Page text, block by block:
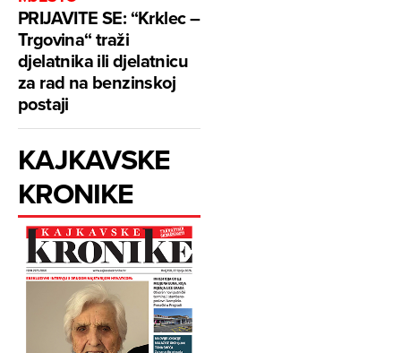
PRIJAVITE SE: “Krklec –
Trgovina“ traži
djelatnika ili djelatnicu
za rad na benzinskoj
postaji
KAJKAVSKE
KRONIKE